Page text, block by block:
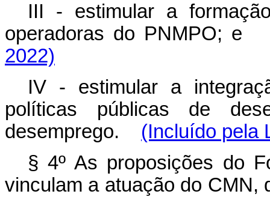
III - estimular a
operadoras do
2022)
IV - estimular a
políticas públicas de
desemprego. (Incluído pela
§ 4º As proposições do
vinculam a atuação do CMN,